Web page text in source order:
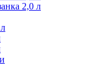
2,0 л